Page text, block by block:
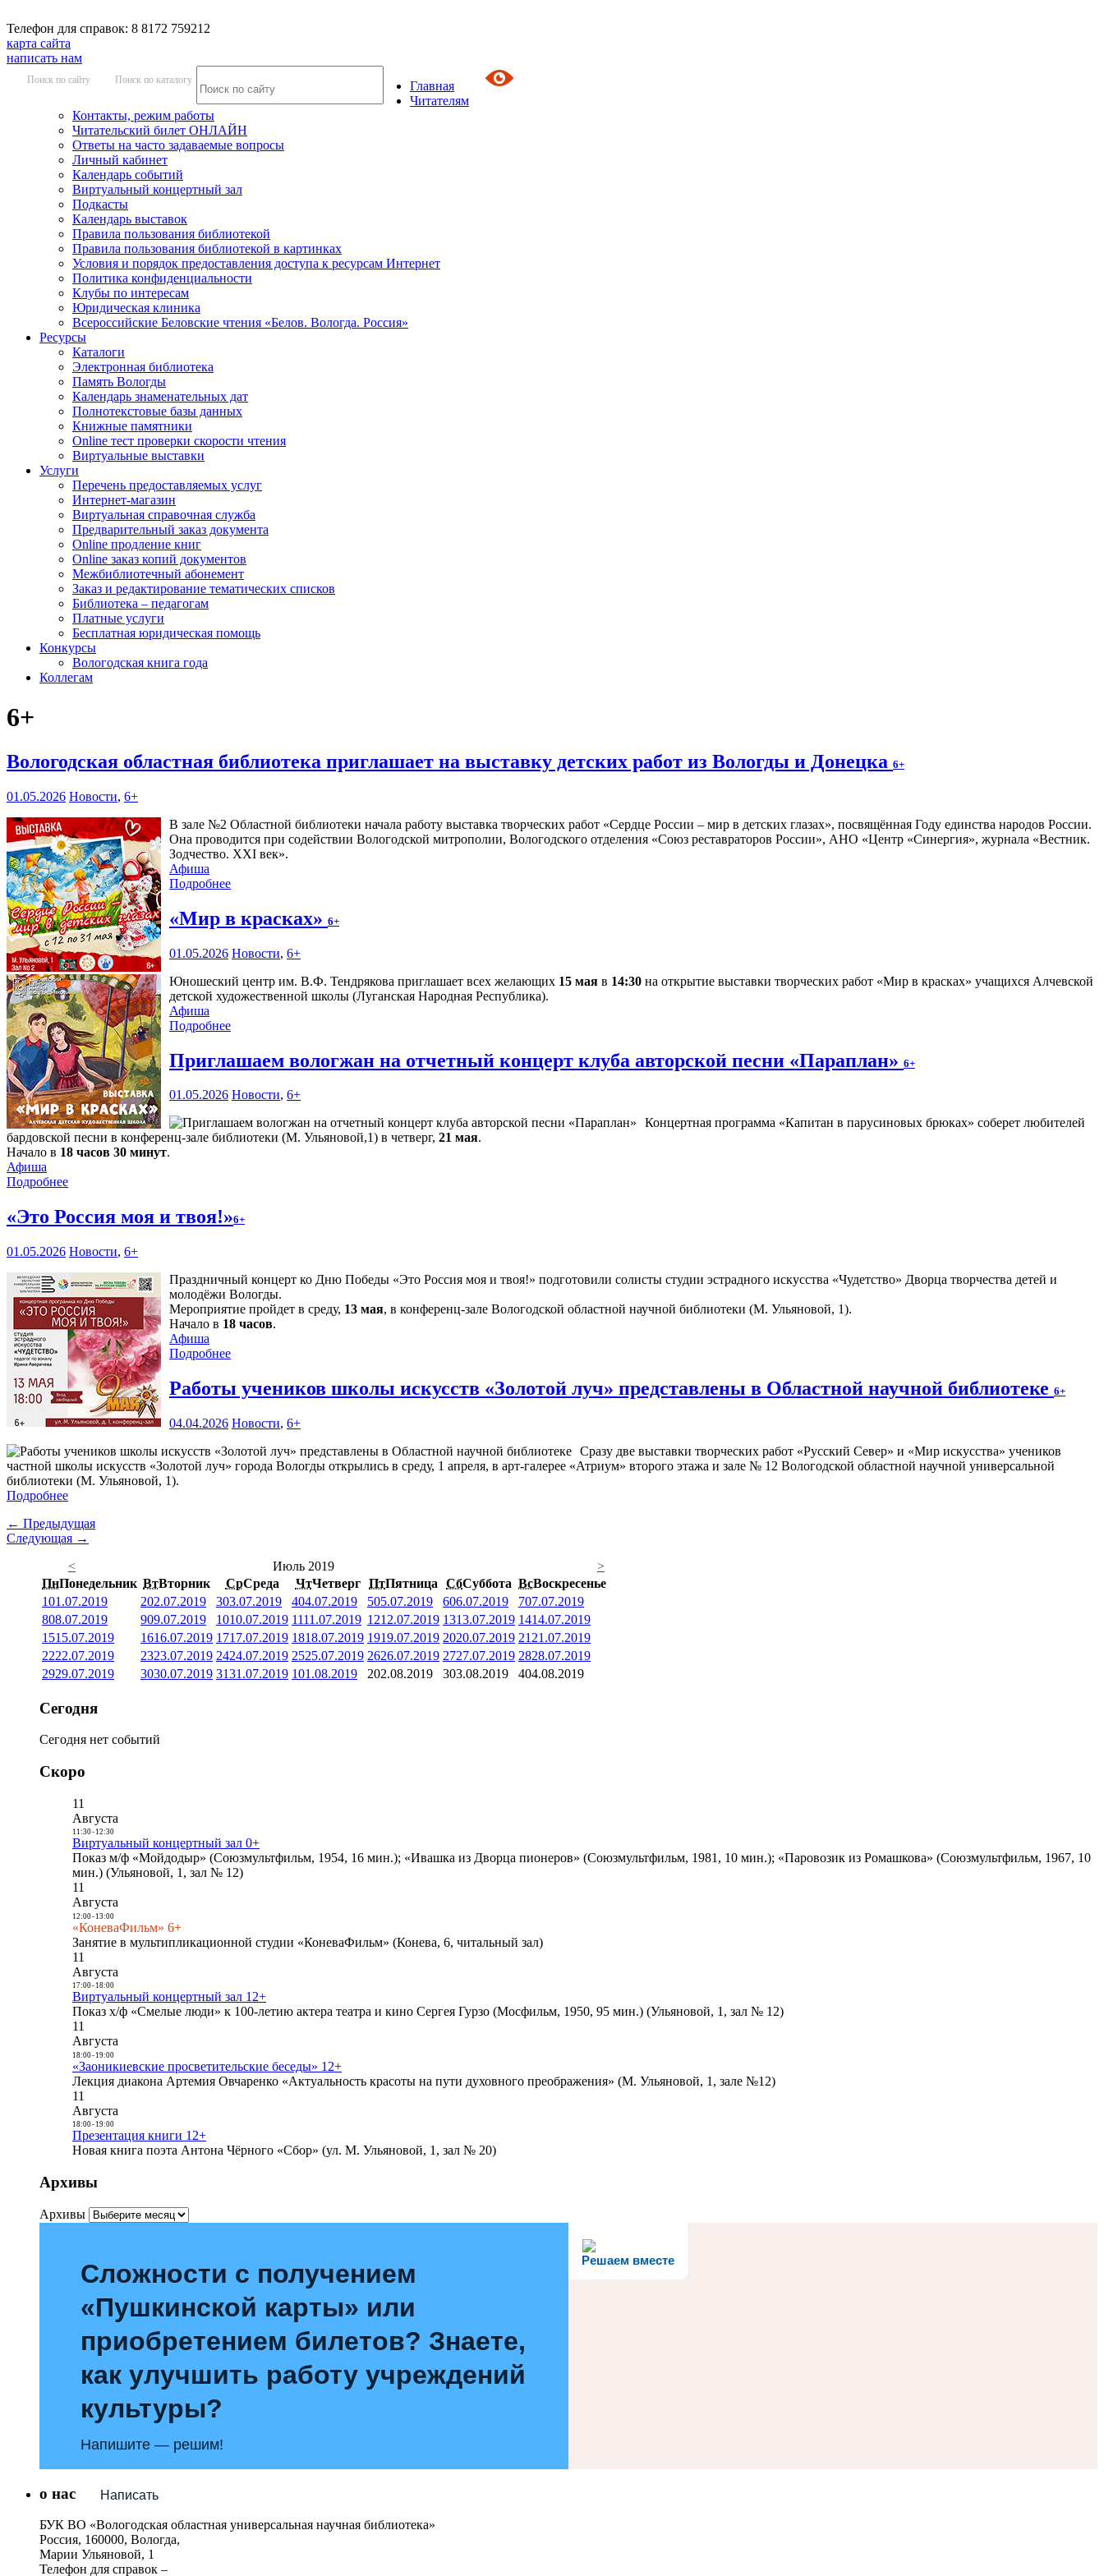
Телефон для справок: 8 8172 759212
карта сайта
написать нам
Поиск по сайту Поиск по каталогу
Главная
Читателям
Контакты, режим работы
Читательский билет ОНЛАЙН
Ответы на часто задаваемые вопросы
Личный кабинет
Календарь событий
Виртуальный концертный зал
Подкасты
Календарь выставок
Правила пользования библиотекой
Правила пользования библиотекой в картинках
Условия и порядок предоставления доступа к ресурсам Интернет
Политика конфиденциальности
Клубы по интересам
Юридическая клиника
Всероссийские Беловские чтения «Белов. Вологда. Россия»
Ресурсы
Каталоги
Электронная библиотека
Память Вологды
Календарь знаменательных дат
Полнотекстовые базы данных
Книжные памятники
Online тест проверки скорости чтения
Виртуальные выставки
Услуги
Перечень предоставляемых услуг
Интернет-магазин
Виртуальная справочная служба
Предварительный заказ документа
Online продление книг
Online заказ копий документов
Межбиблиотечный абонемент
Заказ и редактирование тематических списков
Библиотека – педагогам
Платные услуги
Бесплатная юридическая помощь
Конкурсы
Вологодская книга года
Коллегам
6+
Вологодская областная библиотека приглашает на выставку детских работ из Вологды и Донецка 6+
01.05.2026 Новости, 6+
В зале №2 Областной библиотеки начала работу выставка творческих работ «Сердце России – мир в детских глазах», посвящённая Году единства народов России.
Она проводится при содействии Вологодской митрополии, Вологодского отделения «Союз реставраторов России», АНО «Центр «Синергия», журнала «Вестник.
Зодчество. XXI век».
Афиша
Подробнее
«Мир в красках» 6+
01.05.2026 Новости, 6+
Юношеский центр им. В.Ф. Тендрякова приглашает всех желающих 15 мая в 14:30 на открытие выставки творческих работ «Мир в красках» учащихся Алчевской
детской художественной школы (Луганская Народная Республика).
Афиша
Подробнее
Приглашаем вологжан на отчетный концерт клуба авторской песни «Параплан» 6+
01.05.2026 Новости, 6+
Концертная программа «Капитан в парусиновых брюках» соберет любителей
бардовской песни в конференц-зале библиотеки (М. Ульяновой,1) в четверг, 21 мая.
Начало в 18 часов 30 минут.
Афиша
Подробнее
«Это Россия моя и твоя!»6+
01.05.2026 Новости, 6+
Праздничный концерт ко Дню Победы «Это Россия моя и твоя!» подготовили солисты студии эстрадного искусства «Чудетство» Дворца творчества детей и
молодёжи Вологды.
Мероприятие пройдет в среду, 13 мая, в конференц-зале Вологодской областной научной библиотеки (М. Ульяновой, 1).
Начало в 18 часов.
Афиша
Подробнее
Работы учеников школы искусств «Золотой луч» представлены в Областной научной библиотеке 6+
04.04.2026 Новости, 6+
Сразу две выставки творческих работ «Русский Север» и «Мир искусства» учеников
частной школы искусств «Золотой луч» города Вологды открылись в среду, 1 апреля, в арт-галерее «Атриум» второго этажа и зале № 12 Вологодской областной научной универсальной
библиотеки (М. Ульяновой, 1).
Подробнее
← Предыдущая
Следующая →
<
Июль 2019
>
ПнПонедельник ВтВторник СрСреда ЧтЧетверг ПтПятница СбСуббота ВсВоскресенье
101.07.2019 202.07.2019 303.07.2019 404.07.2019 505.07.2019 606.07.2019 707.07.2019
808.07.2019 909.07.2019 1010.07.2019 1111.07.2019 1212.07.2019 1313.07.2019 1414.07.2019
1515.07.2019 1616.07.2019 1717.07.2019 1818.07.2019 1919.07.2019 2020.07.2019 21 21.07.2019
2222.07.2019 2323.07.2019 2424.07.2019 2525.07.2019 2626.07.2019 2727.07.2019 2828.07.2019
2929.07.2019 3030.07.2019 3131.07.2019 101.08.2019 202.08.2019 303.08.2019 404.08.2019
Сегодня
Сегодня нет событий
Скоро
11
Августа
11:30- 12:30
Виртуальный концертный зал 0+
Показ м/ф «Мойдодыр» (Союзмультфильм, 1954, 16 мин.); «Ивашка из Дворца пионеров» (Союзмультфильм, 1981, 10 мин.); «Паровозик из Ромашкова» (Союзмультфильм, 1967, 10
мин.) (Ульяновой, 1, зал № 12)
11
Августа
12:00- 13:00
«КоневаФильм» 6+
Занятие в мультипликационной студии «КоневаФильм» (Конева, 6, читальный зал)
11
Августа
17:00- 18:00
Виртуальный концертный зал 12+
Показ х/ф «Смелые люди» к 100-летию актера театра и кино Сергея Гурзо (Мосфильм, 1950, 95 мин.) (Ульяновой, 1, зал № 12)
11
Августа
18:00- 19:00
«Заоникиевские просветительские беседы» 12+
Лекция диакона Артемия Овчаренко «Актуальность красоты на пути духовного преображения» (М. Ульяновой, 1, зале №12)
11
Августа
18:00- 19:00
Презентация книги 12+
Новая книга поэта Антона Чёрного «Сбор» (ул. М. Ульяновой, 1, зал № 20)
Архивы
Архивы
Решаем вместе
Сложности с получением
«Пушкинской карты» или
приобретением билетов? Знаете,
как улучшить работу учреждений
культуры?
Напишите — решим!
Написать
о нас
БУК ВО «Вологодская областная универсальная научная библиотека»
Россия, 160000, Вологда,
Марии Ульяновой, 1
Телефон для справок –